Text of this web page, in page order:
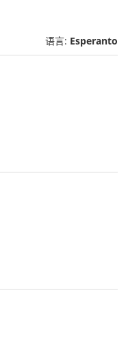
语言: Esperanto